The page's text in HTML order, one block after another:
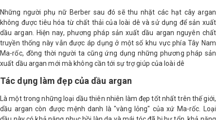
Shop All Brand A-
Z
Những người phụ nữ Berber sau đó sẽ thu nhặt các hạt cây argan
không được tiêu hóa từ chất thải của loài dê và sử dụng để sản xuất
dầu argan. Hiện nay, phương pháp sản xuất dầu argan nguyên chất
truyền thống này vẫn được áp dụng ở một số khu vực phía Tây Nam
Ma-rốc, đồng thời người ta cũng ứng dụng những phương pháp sản
xuất dầu argan mới mà không cần tới sự trợ giúp của loài dê
Tác dụng làm đẹp của dầu argan
Là một trong những loại dầu thiên nhiên làm đẹp tốt nhất trên thế giới,
dầu argan còn được mệnh danh là "vàng lỏng" của xứ Ma-rốc. Loại